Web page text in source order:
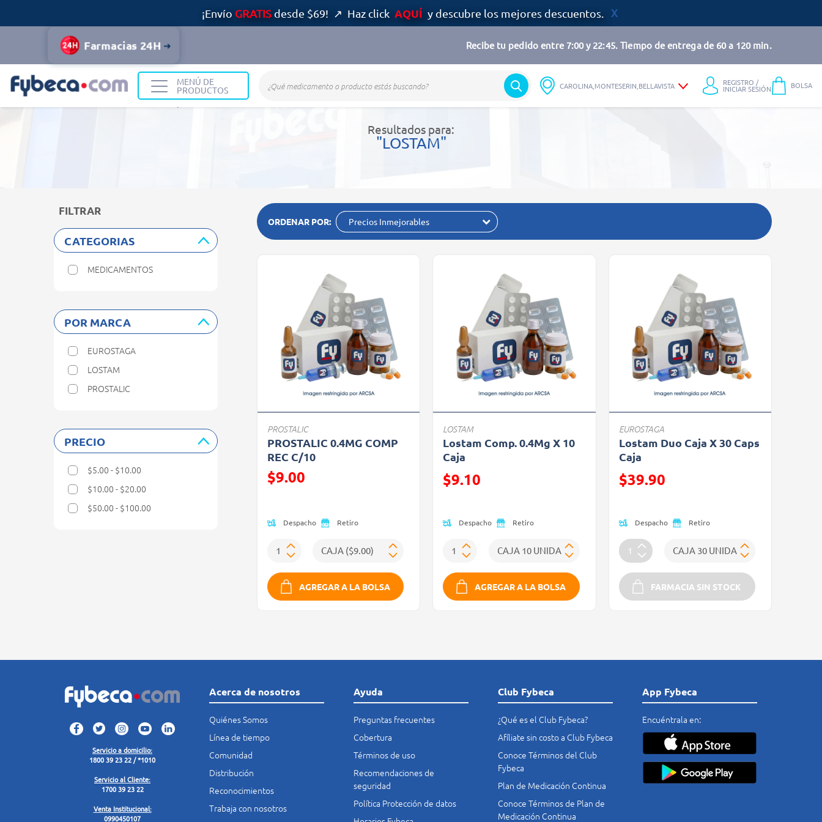
¡Envío GRATISdesde $69! ↗ Haz click AQUÍ y descubre los mejores descuentos.
Farmacias 24H Recibe tu pedido entre 7:00 y 22:45. Tiempo de entrega de 60 a 120 min.
MENÚ DE
PRODUCTOS CAROLINA,MONTESERIN,BELLAVISTA REGISTRO /
INICIAR SESIÓN BOLSA
Resultados de búsqueda
Resultados para:
"LOSTAM"
FILTRAR
CATEGORIAS
MEDICAMENTOS
Refine by Categorias: Medicamentos
POR MARCA
EUROSTAGA
Refine by Por marca: EUROSTAGA
LOSTAM
Refine by Por marca: LOSTAM
PROSTALIC
Refine by Por marca: PROSTALIC
PRECIO
$5.00 - $10.00
Refine by Precio: $5.00 - $10.00
$10.00 - $20.00
Refine by Precio: $10.00 - $20.00
$50.00 - $100.00
Refine by Precio: $50.00 - $100.00
ORDENAR POR: Precios Inmejorables
PROSTALIC
PROSTALIC 0.4MG COMP
REC C/10
$9.00
Despacho Retiro
AGREGAR A LA BOLSA
LOSTAM
Lostam Comp. 0.4Mg X 10
Caja
Precio reducido de
$9.10
Despacho Retiro
AGREGAR A LA BOLSA
EUROSTAGA
Lostam Duo Caja X 30 Caps
Caja
Precio reducido de
$39.90
Despacho Retiro
FARMACIA SIN STOCK
Servicio a domicilio:
1800 39 23 22 / *1010
Servicio al Cliente:
1700 39 23 22
Venta Institucional:
0990450107
Acerca de nosotros
Quiénes Somos
Línea de tiempo
Comunidad
Distribución
Reconocimientos
Trabaja con nosotros
Ayuda
Preguntas frecuentes
Cobertura
Términos de uso
Recomendaciones de
seguridad
Política Protección de datos
Club Fybeca
¿Qué es el Club Fybeca?
Afíliate sin costo a Club Fybeca
Conoce Términos del Club
Fybeca
Plan de Medicación Continua
Conoce Términos de Plan de
Medicación Continua
App Fybeca
Encuéntrala en: